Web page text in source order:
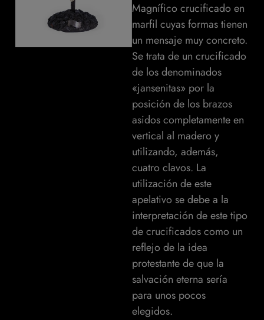
Magnífico crucificado en
marfil cuyas formas tienen
un mensaje muy concreto.
Se trata de un crucificado
de los denominados
«jansenitas» por la
posición de los brazos
asidos completamente en
vertical al madero y
utilizando, además,
cuatro clavos. La
utilización de este
apelativo se debe a la
interpretación de este tipo
de crucificados como un
reflejo de la idea
protestante de que la
salvación eterna sería
para unos pocos
elegidos.